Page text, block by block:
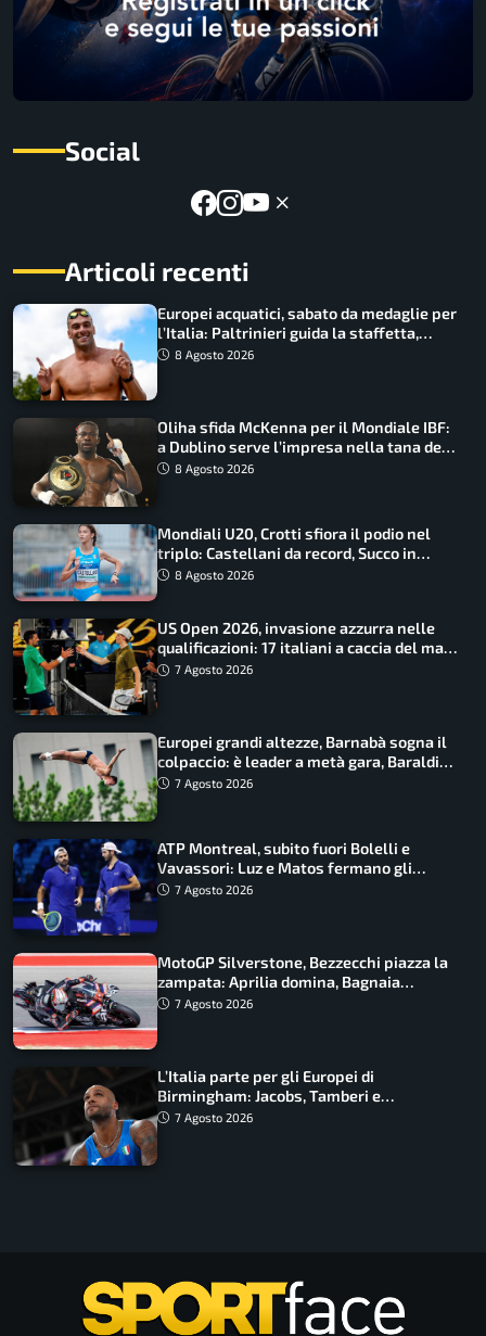
Social
Articoli recenti
Europei acquatici, sabato da medaglie per
l’Italia: Paltrinieri guida la staffetta,
Barnabà sogna l’oro dalle grandi altezze
8 Agosto 2026
Oliha sfida McKenna per il Mondiale IBF:
a Dublino serve l’impresa nella tana del
lupo8 Agosto 2026
Mondiali U20, Crotti sfiora il podio nel
triplo: Castellani da record, Succo in
finale
8 Agosto 2026
US Open 2026, invasione azzurra nelle
qualificazioni: 17 italiani a caccia del main
draw7 Agosto 2026
Europei grandi altezze, Barnabà sogna il
colpaccio: è leader a metà gara, Baraldi
ancora in corsa
7 Agosto 2026
ATP Montreal, subito fuori Bolelli e
Vavassori: Luz e Matos fermano gli
azzurri
7 Agosto 2026
MotoGP Silverstone, Bezzecchi piazza la
zampata: Aprilia domina, Bagnaia
costretto al Q1
7 Agosto 2026
L’Italia parte per gli Europei di
Birmingham: Jacobs, Tamberi e
Battocletti guidano una spedizione
7 Agosto 2026